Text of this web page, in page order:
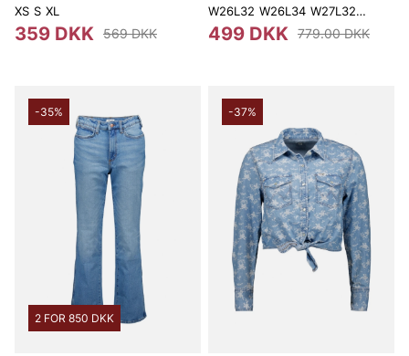
XS S XL
359 DKK 569 DKK
W26L32 W26L34 W27L32 W32L32
499 DKK 779.00 DKK
-35%
2 FOR 850 DKK
-37%